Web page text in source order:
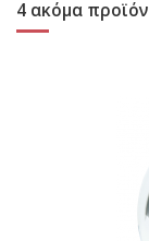
4 ακόμα